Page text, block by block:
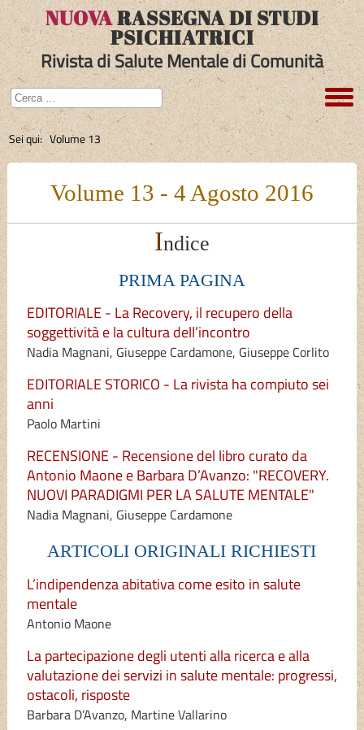
NUOVARASSEGNA DI STUDI
PSICHIATRICI
Rivista di Salute Mentale di Comunità
Sei qui:Volume 13
Volume 13 - 4 Agosto 2016
Indice
PRIMA PAGINA
EDITORIALE - La Recovery, il recupero della
soggettività e la cultura dell’incontro
Nadia Magnani, Giuseppe Cardamone, Giuseppe Corlito
EDITORIALE STORICO - La rivista ha compiuto sei
anni
Paolo Martini
RECENSIONE - Recensione del libro curato da
Antonio Maone e Barbara D’Avanzo: "RECOVERY.
NUOVI PARADIGMI PER LA SALUTE MENTALE"
Nadia Magnani, Giuseppe Cardamone
ARTICOLI ORIGINALI RICHIESTI
L’indipendenza abitativa come esito in salute
mentale
Antonio Maone
La partecipazione degli utenti alla ricerca e alla
valutazione dei servizi in salute mentale: progressi,
ostacoli, risposte
Barbara D’Avanzo, Martine Vallarino